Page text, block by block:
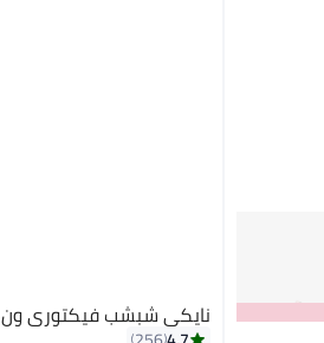
نايكي شبشب فيكتوري ون